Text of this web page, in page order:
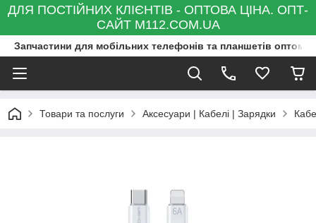
ДЛЯ ПОСТІЙНИХ КЛІЄНТІВ - ОПТОВА ЦІНА. ОПТ-
САЙТ M112.COM.UA
Запчастини для мобільних телефонів та планшетів оптом
Товари та послуги Аксесуари | Кабелі | Зарядки